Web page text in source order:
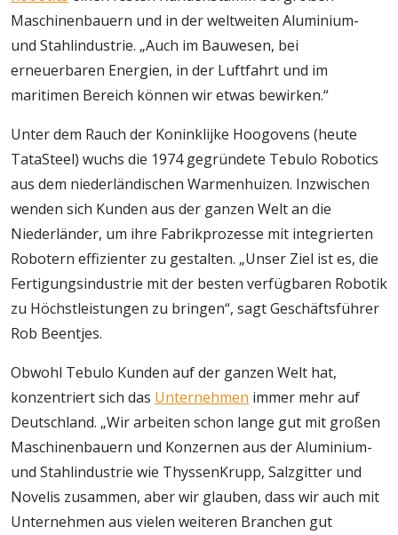
Maschinenbauern und in der weltweiten Aluminium-
und Stahlindustrie. „Auch im Bauwesen, bei
erneuerbaren Energien, in der Luftfahrt und im
maritimen Bereich können wir etwas bewirken.“
Unter dem Rauch der Koninklijke Hoogovens (heute
TataSteel) wuchs die 1974 gegründete Tebulo Robotics
aus dem niederländischen Warmenhuizen. Inzwischen
wenden sich Kunden aus der ganzen Welt an die
Niederländer, um ihre Fabrikprozesse mit integrierten
Robotern effizienter zu gestalten. „Unser Ziel ist es, die
Fertigungsindustrie mit der besten verfügbaren Robotik
zu Höchstleistungen zu bringen“, sagt Geschäftsführer
Rob Beentjes.
Obwohl Tebulo Kunden auf der ganzen Welt hat,
konzentriert sich das Unternehmen immer mehr auf
Deutschland. „Wir arbeiten schon lange gut mit großen
Maschinenbauern und Konzernen aus der Aluminium-
und Stahlindustrie wie ThyssenKrupp, Salzgitter und
Novelis zusammen, aber wir glauben, dass wir auch mit
Unternehmen aus vielen weiteren Branchen gut